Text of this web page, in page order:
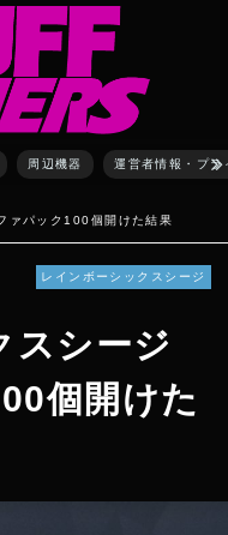
周辺機器 運営者情報・プ
パック100個開けた結果
レインボーシックスシージ
スシージ
個開けた